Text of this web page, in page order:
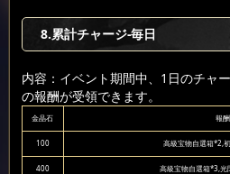
8.累計チャージ-毎日
内容：イベント期間中、1日のチャ
の報酬が受領できます。
金晶石 報酬
100 高級宝物自選箱*2,
400 高級宝物自選箱*3,光